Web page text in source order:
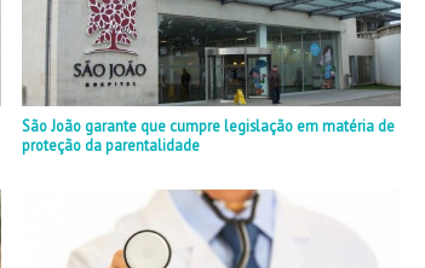
São João garante que cumpre legislação em matéria de
proteção da parentalidade